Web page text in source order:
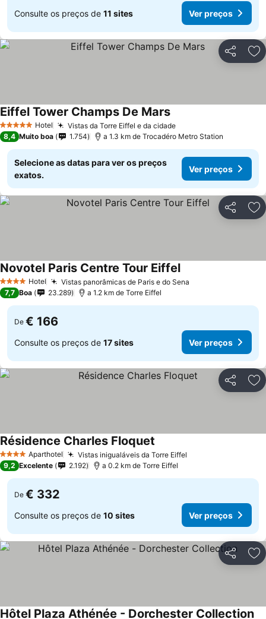
Consulte os preços de 11 sites Ver preços
Partilhar
5 Estrelas Hotel Vistas da Torre Eiffel e da cidade
Eiffel Tower Champs De Mars
8,4 Muito boa 1.754 a 1.3 km de Trocadéro Metro Station
Selecione as datas para ver os preços
exatos.
Ver preços
Partilhar
4 EstrelasHotel Vistas panorâmicas de Paris e do Sena
Novotel Paris Centre Tour Eiffel
7,7 Boa 23.289 a 1.2 km de Torre Eiffel
De € 166
Consulte os preços de 17 sites Ver preços
Partilhar
4 EstrelasAparthotel Vistas inigualáveis da Torre Eiffel
Résidence Charles Floquet
9,2 Excelente 2.192 a 0.2 km de Torre Eiffel
De € 332
Consulte os preços de 10 sites Ver preços
Partilhar
Hôtel Plaza Athénée - Dorchester Collection